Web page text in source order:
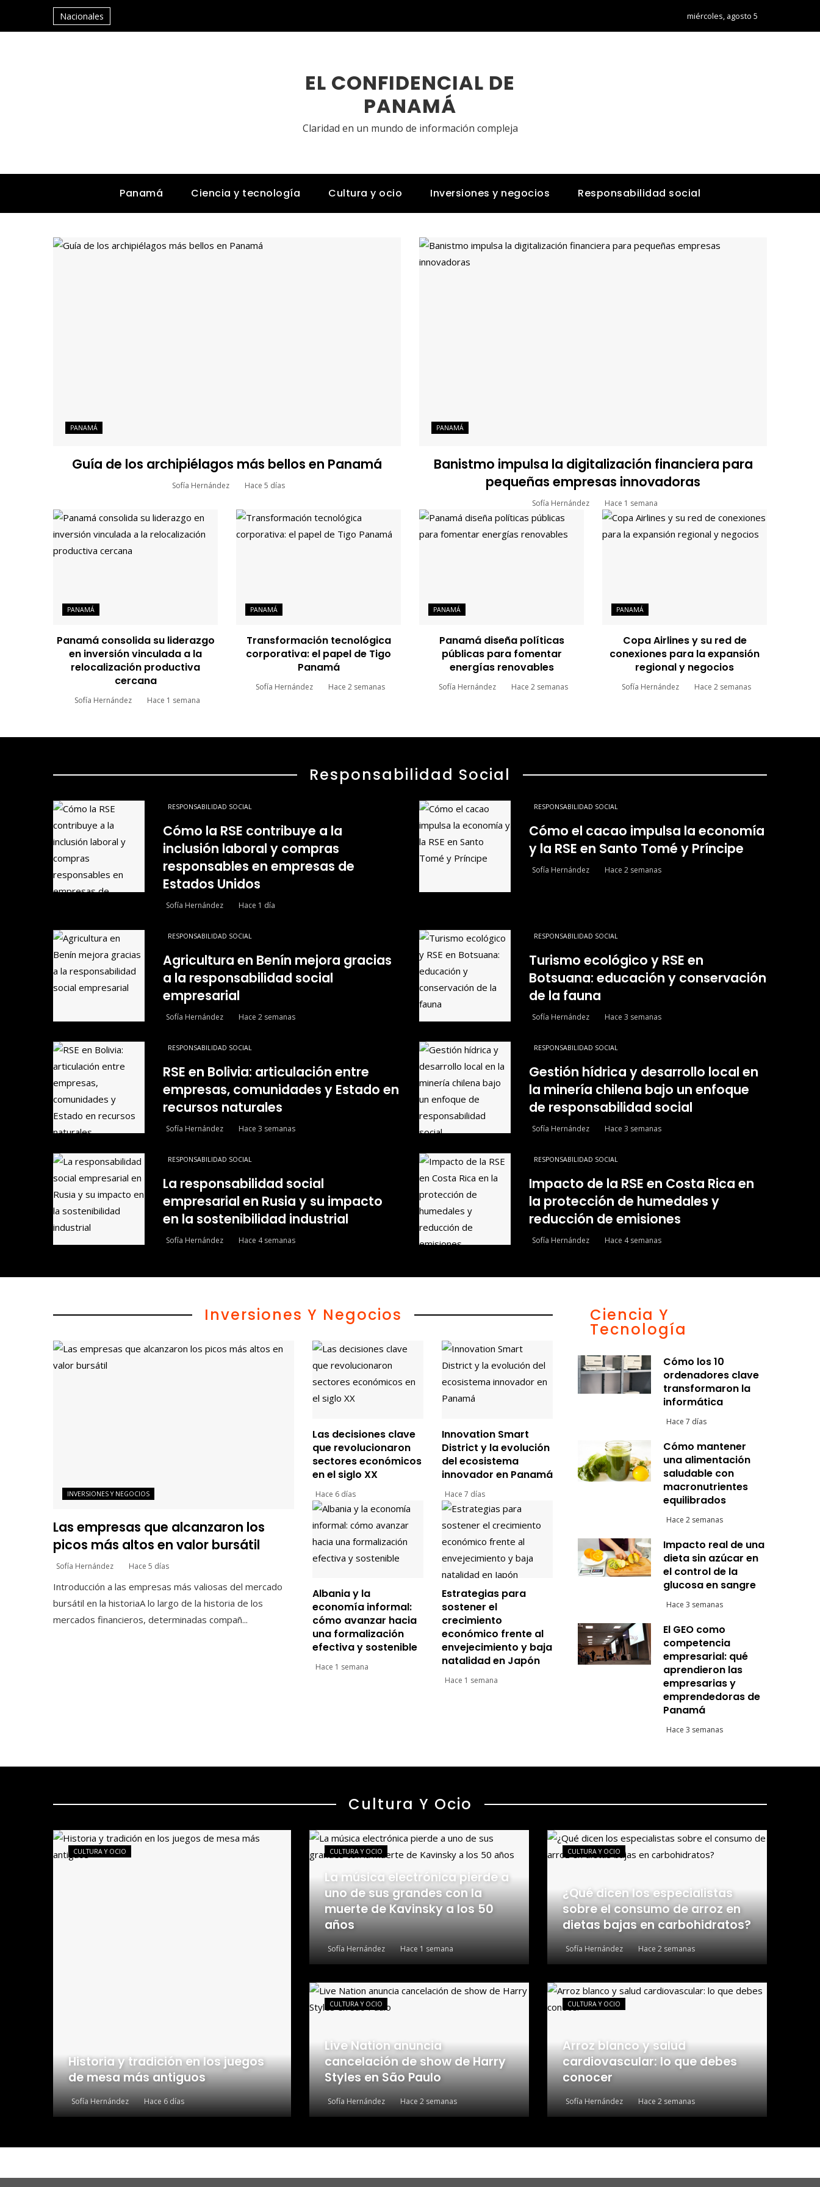
Nacionales miércoles, agosto 5
EL CONFIDENCIAL DE
PANAMÁ
Claridad en un mundo de información compleja
Panamá Ciencia y tecnología Cultura y ocio Inversiones y negocios Responsabilidad social
PANAMÁ
Guía de los archipiélagos más bellos en Panamá
Sofía Hernández Hace 5 días
PANAMÁ
Banistmo impulsa la digitalización financiera para
pequeñas empresas innovadoras
Sofía Hernández Hace 1 semana
PANAMÁ
Panamá consolida su liderazgo
en inversión vinculada a la
relocalización productiva
cercana
Sofía Hernández Hace 1 semana
PANAMÁ
Transformación tecnológica
corporativa: el papel de Tigo
Panamá
Sofía Hernández Hace 2 semanas
PANAMÁ
Panamá diseña políticas
públicas para fomentar
energías renovables
Sofía Hernández Hace 2 semanas
PANAMÁ
Copa Airlines y su red de
conexiones para la expansión
regional y negocios
Sofía Hernández Hace 2 semanas
Responsabilidad Social
RESPONSABILIDAD SOCIAL
Cómo la RSE contribuye a la
inclusión laboral y compras
responsables en empresas de
Estados Unidos
Sofía Hernández Hace 1 día
RESPONSABILIDAD SOCIAL
Cómo el cacao impulsa la economía
y la RSE en Santo Tomé y Príncipe
Sofía Hernández Hace 2 semanas
RESPONSABILIDAD SOCIAL
Agricultura en Benín mejora gracias
a la responsabilidad social
empresarial
Sofía Hernández Hace 2 semanas
RESPONSABILIDAD SOCIAL
Turismo ecológico y RSE en
Botsuana: educación y conservación
de la fauna
Sofía Hernández Hace 3 semanas
RESPONSABILIDAD SOCIAL
RSE en Bolivia: articulación entre
empresas, comunidades y Estado en
recursos naturales
Sofía Hernández Hace 3 semanas
RESPONSABILIDAD SOCIAL
Gestión hídrica y desarrollo local en
la minería chilena bajo un enfoque
de responsabilidad social
Sofía Hernández Hace 3 semanas
RESPONSABILIDAD SOCIAL
La responsabilidad social
empresarial en Rusia y su impacto
en la sostenibilidad industrial
Sofía Hernández Hace 4 semanas
RESPONSABILIDAD SOCIAL
Impacto de la RSE en Costa Rica en
la protección de humedales y
reducción de emisiones
Sofía Hernández Hace 4 semanas
Inversiones Y Negocios
INVERSIONES Y NEGOCIOS
Las empresas que alcanzaron los
picos más altos en valor bursátil
Sofía Hernández Hace 5 días
Introducción a las empresas más valiosas del mercado
bursátil en la historiaA lo largo de la historia de los
mercados financieros, determinadas compañ...
Las decisiones clave
que revolucionaron
sectores económicos
en el siglo XX
Hace 6 días
Innovation Smart
District y la evolución
del ecosistema
innovador en Panamá
Hace 7 días
Albania y la
economía informal:
cómo avanzar hacia
una formalización
efectiva y sostenible
Hace 1 semana
Estrategias para
sostener el
crecimiento
económico frente al
envejecimiento y baja
natalidad en Japón
Hace 1 semana
Ciencia Y
Tecnología
Cómo los 10
ordenadores clave
transformaron la
informática
Hace 7 días
Cómo mantener
una alimentación
saludable con
macronutrientes
equilibrados
Hace 2 semanas
Impacto real de una
dieta sin azúcar en
el control de la
glucosa en sangre
Hace 3 semanas
El GEO como
competencia
empresarial: qué
aprendieron las
empresarias y
emprendedoras de
Panamá
Hace 3 semanas
Cultura Y Ocio
CULTURA Y OCIO
Historia y tradición en los juegos
de mesa más antiguos
Sofía Hernández Hace 6 días
CULTURA Y OCIO
La música electrónica pierde a
uno de sus grandes con la
muerte de Kavinsky a los 50
años
Sofía Hernández Hace 1 semana
CULTURA Y OCIO
¿Qué dicen los especialistas
sobre el consumo de arroz en
dietas bajas en carbohidratos?
Sofía Hernández Hace 2 semanas
CULTURA Y OCIO
Live Nation anuncia
cancelación de show de Harry
Styles en São Paulo
Sofía Hernández Hace 2 semanas
CULTURA Y OCIO
Arroz blanco y salud
cardiovascular: lo que debes
conocer
Sofía Hernández Hace 2 semanas